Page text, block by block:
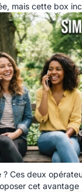
mais cette box
Ces deux
cet avantage